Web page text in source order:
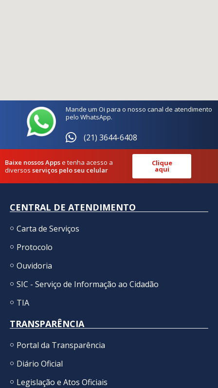
Mande um Oi para o nosso canal de atendimento
pelo WhatsApp.
(21) 3644-6408
Baixe nossos Appse tenha acesso a
diversos serviços pelo seu celular
Clique
aqui
CENTRAL DE ATENDIMENTO
Carta de Serviços
Protocolo
Ouvidoria
SIC - Serviço de Informação ao Cidadão
TIA
TRANSPARÊNCIA
Portal da Transparência
Diário Oficial
Legislação e Atos Oficiais